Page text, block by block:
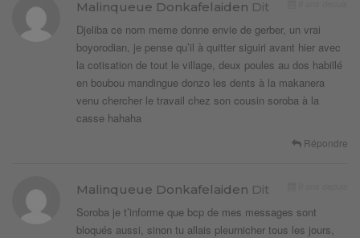
Malinqueue Donkafelaiden Dit
Djeliba ce nom meme donne envie de gerber, un vrai
boyorodian, je pense qu’il à quitter siguiri avant hier avec
la cotisation de tout le village, deux poules au dos habillé
en boubou mandingue donzo les dents à la makanera
venu chercher le travail chez son cousin soroba à la
casse hahaha
Répondre
Malinqueue Donkafelaiden Dit
Soroba je t’informe que bcp de mes messages sont
bloqués aussi, sinon tu allais pleurnicher tous les jours,